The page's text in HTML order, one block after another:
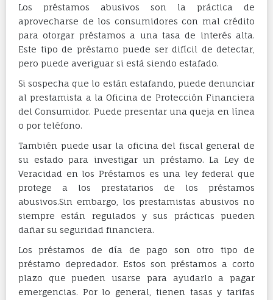
Los préstamos abusivos son la práctica de
aprovecharse de los consumidores con mal crédito
para otorgar préstamos a una tasa de interés alta.
Este tipo de préstamo puede ser difícil de detectar,
pero puede averiguar si está siendo estafado.
Si sospecha que lo están estafando, puede denunciar
al prestamista a la Oficina de Protección Financiera
del Consumidor. Puede presentar una queja en línea
o por teléfono.
También puede usar la oficina del fiscal general de
su estado para investigar un préstamo. La Ley de
Veracidad en los Préstamos es una ley federal que
protege a los prestatarios de los préstamos
abusivos.Sin embargo, los prestamistas abusivos no
siempre están regulados y sus prácticas pueden
dañar su seguridad financiera.
Los préstamos de día de pago son otro tipo de
préstamo depredador. Estos son préstamos a corto
plazo que pueden usarse para ayudarlo a pagar
emergencias. Por lo general, tienen tasas y tarifas